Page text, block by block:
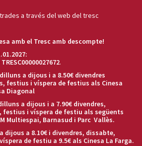
a través del web del tresc
amb el Tresc amb descompte!
TRESC00000027672.
a dijous i a 8.50€ divendres
festius i víspera de festius als Cinesa
Diagonal
a dijous i a 7.90€ divendres,
festius i víspera de festiu als següents
Multiespai, Barnasud i Parc Vallès.
dijous a 8.10€ i divendres, dissabte,
de festiu a 9.5€ als Cinesa La Farga.